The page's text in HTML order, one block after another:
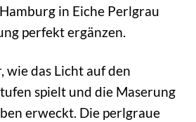
in Eiche Perlgrau
perfekt ergänzen.
wie das Licht auf den
spielt und die Maserung
erweckt. Die perlgraue